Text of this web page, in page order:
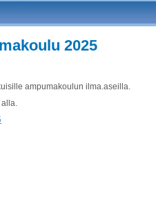
2025
ampumakoulun ilma.aseilla.
alla.